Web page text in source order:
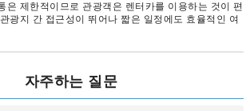
은 제한적이므로 관광객은 렌터카를 이용하는 것이 편
광지 간 접근성이 뛰어나 짧은 일정에도 효율적인 여
자주하는 질문